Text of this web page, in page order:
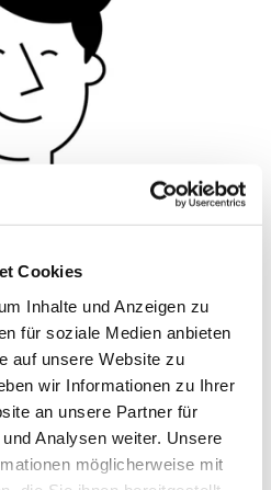
Cookies
Inhalte und Anzeigen zu
für soziale Medien anbieten
auf unsere Website zu
wir Informationen zu Ihrer
an unsere Partner für
Analysen weiter. Unsere
möglicherweise mit
Silhouette 2